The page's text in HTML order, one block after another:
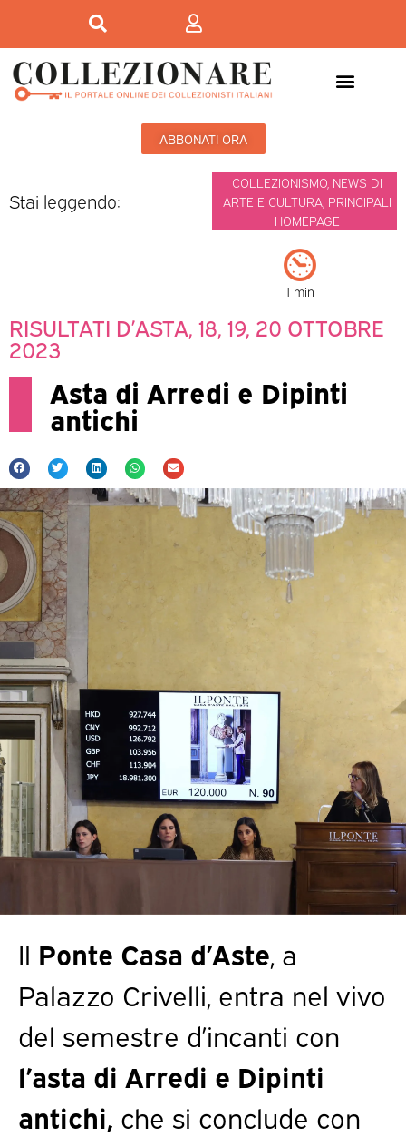
ABBONATI ORA
Stai leggendo:
COLLEZIONISMO, NEWS DI
ARTE E CULTURA, PRINCIPALI
HOMEPAGE
1 min
RISULTATI D’ASTA, 18, 19, 20 OTTOBRE
2023
Asta di Arredi e Dipinti
antichi
Il Ponte Casa d’Aste, a
Palazzo Crivelli, entra nel vivo
del semestre d’incanti con
l’asta di Arredi e Dipinti
antichi, che si conclude con